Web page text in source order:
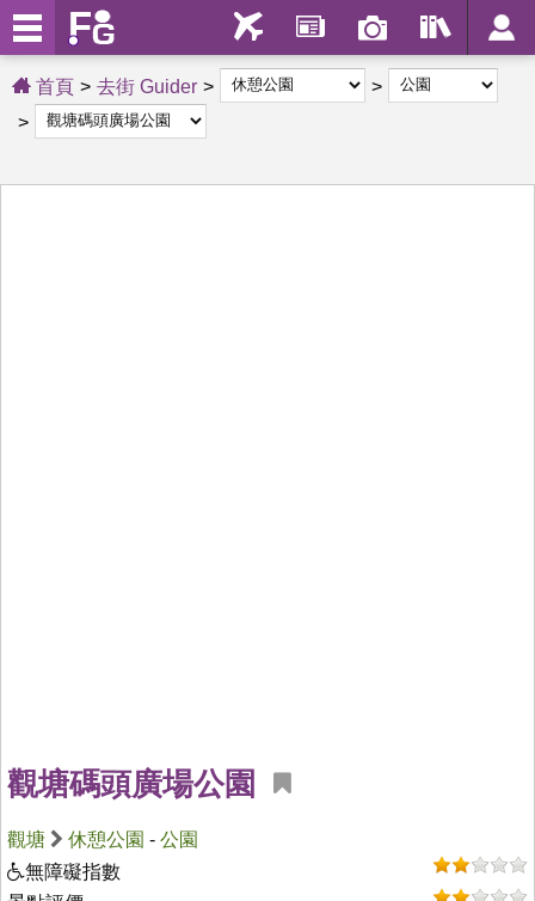
首頁 去街 Guider
觀塘碼頭廣場公園
觀塘 休憩公園 - 公園
無障礙指數